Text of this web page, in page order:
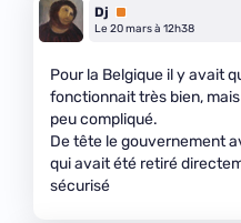
Dj
Premium
Le 20 mars à 12h38
Pour la Belgique il y avait
fonctionnait très bien,
peu compliqué.
De tête le gouvernement
qui avait été retiré
sécurisé